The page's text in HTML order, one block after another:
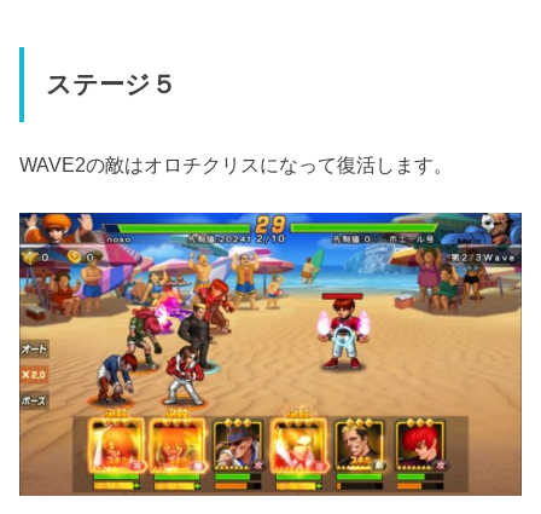
ステージ５
WAVE2の敵はオロチクリスになって復活します。